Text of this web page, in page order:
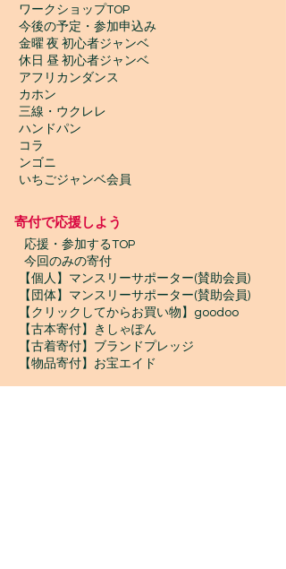
ワークショップTOP
今後の予定・参加申込み
金曜 夜 初心者ジャンベ
休日 昼 初心者ジャンベ
アフリカンダンス
カホン
三線・ウクレレ
ハンドパン
コラ
ンゴニ
いちごジャンベ会員
寄付で応援しよう
応援・参加するTOP
今回のみの寄付
【個人】マンスリーサポーター(賛助会員)
【団体】マンスリーサポーター(賛助会員)
【クリックしてからお買い物】goodoo
【古本寄付】きしゃぽん
【古着寄付】ブランドプレッジ
【物品寄付】お宝エイド